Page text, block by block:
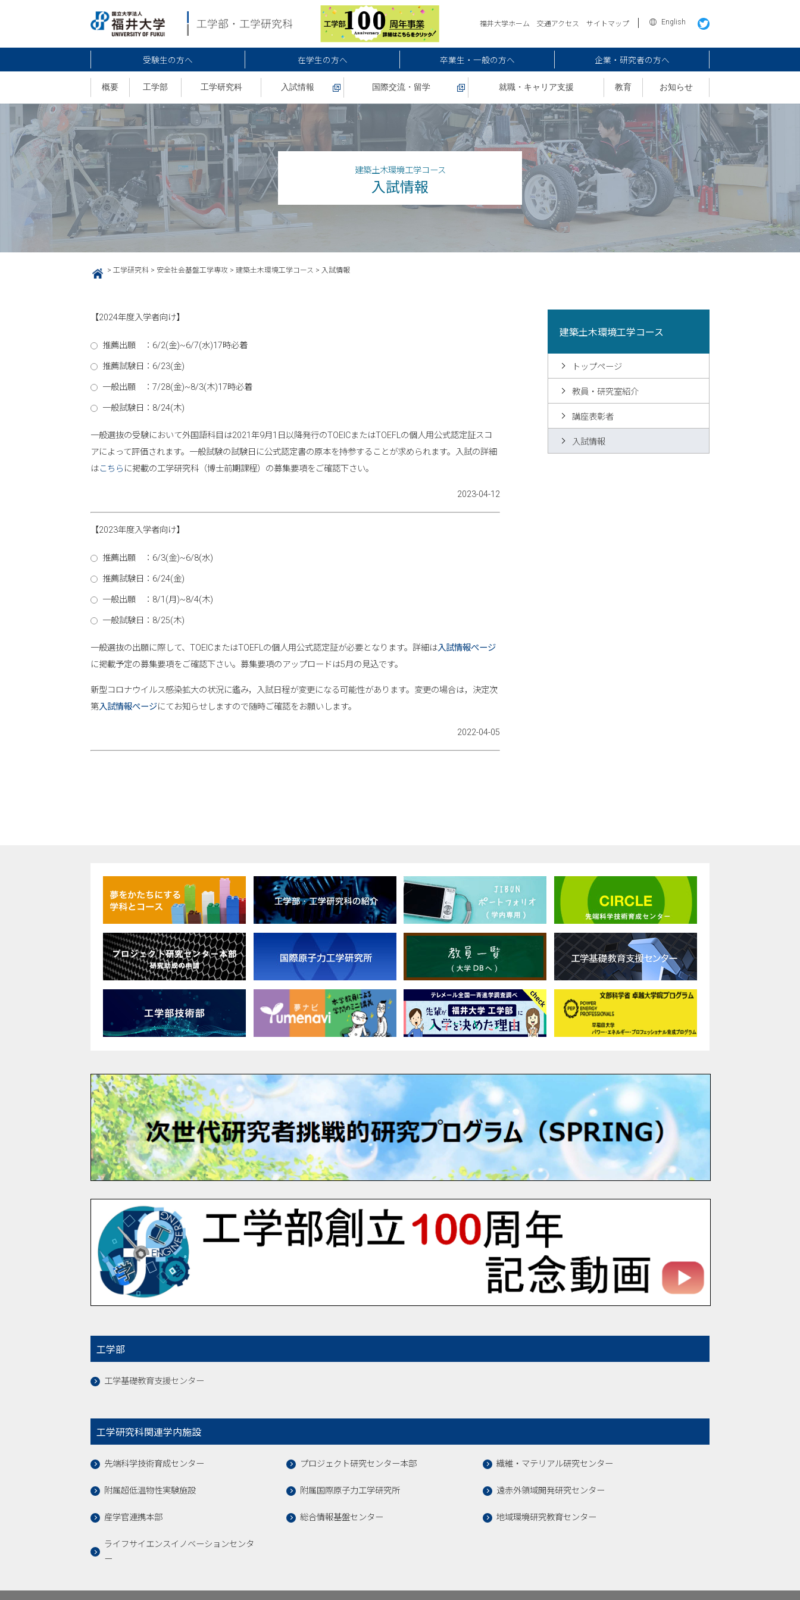
福井大学ホーム 交通アクセス サイトマップ English
受験生の方へ 在学生の方へ 卒業生・一般の方へ 企業・研究者の方へ
概要 工学部 工学研究科 入試情報 国際交流・留学 就職・キャリア支援 教育 お知らせ
建築土木環境工学コース
入試情報
HOME > 工学研究科 > 安全社会基盤工学専攻 > 建築土木環境工学コース > 入試情報
【2024年度入学者向け】
推薦出願 ：6/2(金)~6/7(水)17時必着
推薦試験日：6/23(金)
一般出願 ：7/28(金)~8/3(木)17時必着
一般試験日：8/24(木)
一般選抜の受験において外国語科目は2021年9月1日以降発行のTOEICまたはTOEFLの個人用公式認定証スコ
アによって評価されます。一般試験の試験日に公式認定書の原本を持参することが求められます。入試の詳細
はこちら に掲載の工学研究科（博士前期課程）の募集要項をご確認下さい。
2023-04-12
【2023年度入学者向け】
推薦出願 ：6/3(金)~6/8(水)
推薦試験日：6/24(金)
一般出願 ：8/1(月)~8/4(木)
一般試験日：8/25(木)
一般選抜の出願に際して、TOEICまたはTOEFLの個人用公式認定証が必要となります。詳細は入試情報ぺージ
に掲載予定の募集要項をご確認下さい。募集要項のアップロードは5月の見込です。
新型コロナウイルス感染拡大の状況に鑑み，入試日程が変更になる可能性があります。変更の場合は，決定次
第入試情報ぺージにてお知らせしますので随時ご確認をお願いします。
2022-04-05
建築土木環境工学コース
トップページ
教員・研究室紹介
講座表彰者
入試情報
工学部
工学基礎教育支援センター
工学研究科関連学内施設
先端科学技術育成センター プロジェクト研究センター本部 繊維・マテリアル研究センター
附属超低温物性実験施設 附属国際原子力工学研究所 遠赤外領域開発研究センター
産学官連携本部 総合情報基盤センター 地域環境研究教育センター
ライフサイエンスイノベーションセンタ
ー